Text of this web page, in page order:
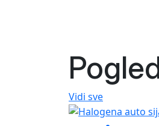
Vidi sve